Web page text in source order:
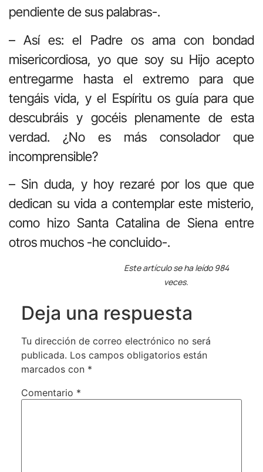
pendiente de sus palabras-.
– Así es: el Padre os ama con bondad
misericordiosa, yo que soy su Hijo acepto
entregarme hasta el extremo para que
tengáis vida, y el Espíritu os guía para que
descubráis y gocéis plenamente de esta
verdad. ¿No es más consolador que
incomprensible?
– Sin duda, y hoy rezaré por los que que
dedican su vida a contemplar este misterio,
como hizo Santa Catalina de Siena entre
otros muchos -he concluido-.
Este artículo se ha leído 984
veces.
Deja una respuesta
Tu dirección de correo electrónico no será
publicada. Los campos obligatorios están
marcados con *
Comentario *